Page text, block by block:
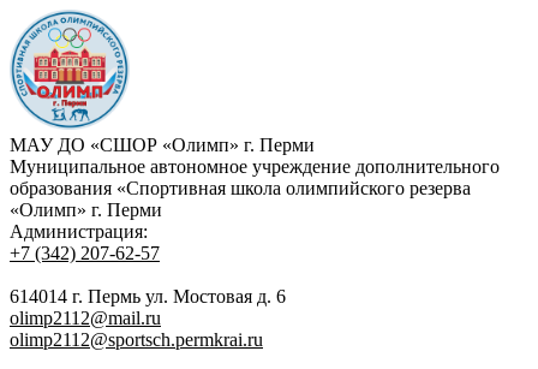
МАУ ДО «СШОР «Олимп» г. Перми
Муниципальное автономное учреждение дополнительного
образования «Спортивная школа олимпийского резерва
«Олимп» г. Перми
Администрация:
+7 (342) 207-62-57
614014 г. Пермь ул. Мостовая д. 6
olimp2112@mail.ru
olimp2112@sportsch.permkrai.ru